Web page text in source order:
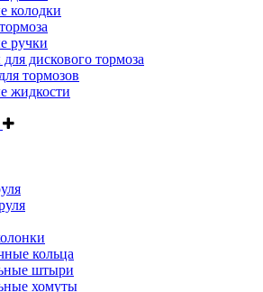
колодки
ручки
дискового тормоза
тормозов
жидкости
кольца
штыри
хомуты